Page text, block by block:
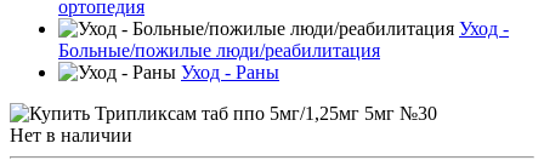
ортопедия
Уход -
Больные/пожилые люди/реабилитация
Уход - Раны
Нет в наличии